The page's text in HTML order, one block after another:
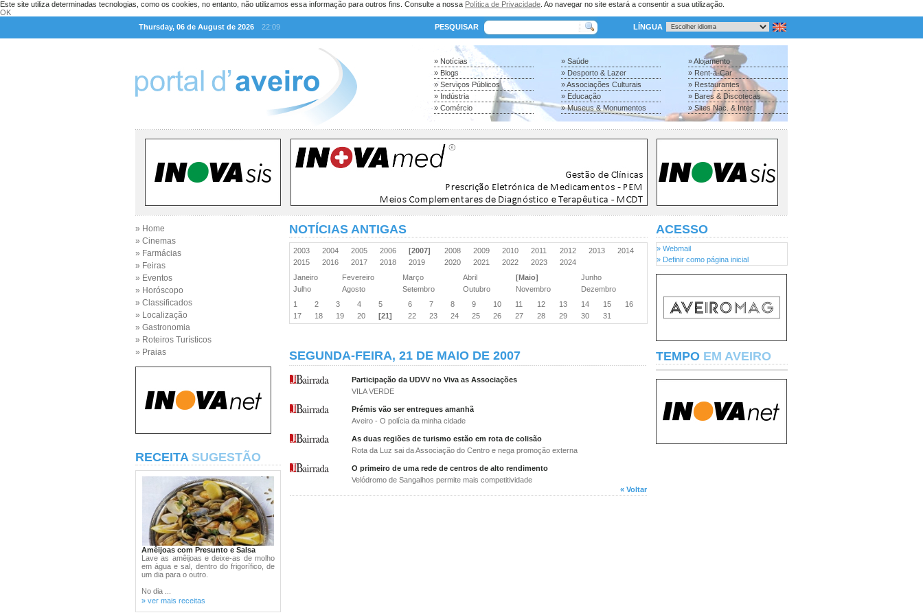
Este site utiliza determinadas tecnologias, como os cookies, no entanto, não utilizamos essa informação para outros fins. Consulte a nossa Política de Privacidade . Ao navegar no site estará a consentir a sua utilização.
OK
Thursday, 06 de August de 2026
22:09 PESQUISAR LÍNGUA
» Notícias
» Blogs
» Serviços Públicos
» Indústria
» Comércio
» Saúde
» Desporto & Lazer
» Associações Culturais
» Educação
» Museus & Monumentos
» Alojamento
» Rent-a-Car
» Restaurantes
» Bares & Discotecas
» Sites Nac. & Inter.
» Home
» Cinemas
» Farmácias
» Feiras
» Eventos
» Horóscopo
» Classificados
» Localização
» Gastronomia
» Roteiros Turísticos
» Praias
RECEITA SUGESTÃO
Amêijoas com Presunto e Salsa
Lave as amêijoas e deixe-as de molho
em água e sal, dentro do frigorífico, de
um dia para o outro.
No dia ...
» ver mais receitas
NOTÍCIAS ANTIGAS
2003 2004 2005 2006 [2007] 2008 2009 2010 2011 2012 2013
2014
2015
2016 2017 2018 2019 2020 2021 2022 2023
2024
Janeiro
Fevereiro Março Abril [Maio]
Junho
Julho
Agosto Setembro Outubro Novembro
Dezembro
1
2 3 4 5 6 7 8 9 10 11 12 13 14 15
16
17
18 19 20 [21] 22 23 24 25 26 27 28 29 30 31
SEGUNDA-FEIRA, 21 DE MAIO DE 2007
Participação da UDVV no Viva as Associações
VILA VERDE
Prémis vão ser entregues amanhã
Aveiro - O polícia da minha cidade
As duas regiões de turismo estão em rota de colisão
Rota da Luz sai da Associação do Centro e nega promoção externa
O primeiro de uma rede de centros de alto rendimento
Velódromo de Sangalhos permite mais competitividade
« Voltar
ACESSO
» Webmail
» Definir como página inicial
TEMPO EM AVEIRO